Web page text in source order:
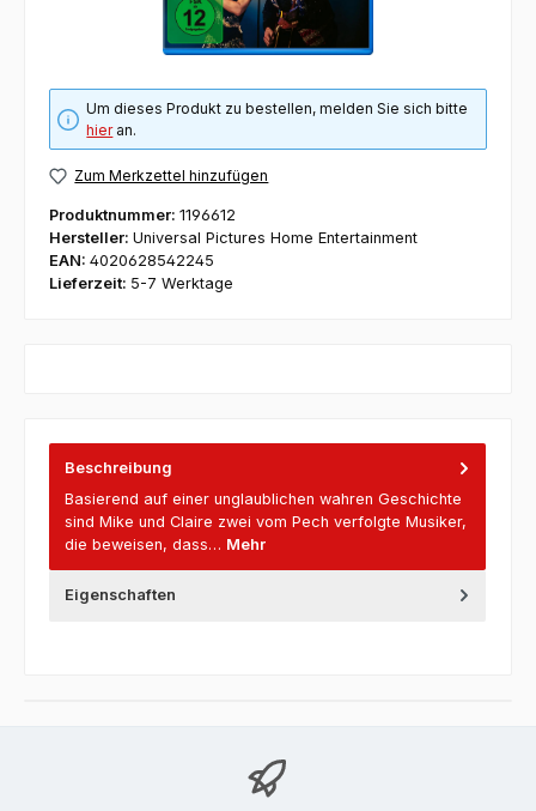
Um dieses Produkt zu bestellen, melden Sie sich bitte
hieran.
Zum Merkzettel hinzufügen
Produktnummer: 1196612
Hersteller: Universal Pictures Home Entertainment
EAN: 4020628542245
Lieferzeit: 5-7 Werktage
Beschreibung
Basierend auf einer unglaublichen wahren Geschichte
sind Mike und Claire zwei vom Pech verfolgte Musiker,
die beweisen, dass… Mehr
Eigenschaften